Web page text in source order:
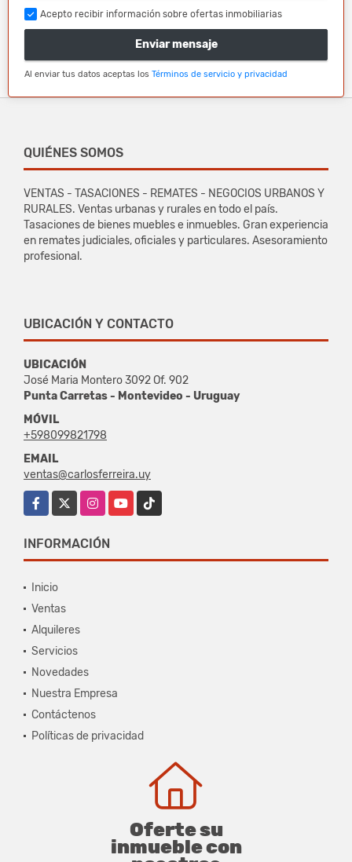
Acepto recibir información sobre ofertas inmobiliarias
Enviar mensaje
Al enviar tus datos aceptas los Términos de servicio y privacidad
QUIÉNES SOMOS
VENTAS - TASACIONES - REMATES - NEGOCIOS URBANOS Y
RURALES. Ventas urbanas y rurales en todo el país.
Tasaciones de bienes muebles e inmuebles. Gran experiencia
en remates judiciales, oficiales y particulares. Asesoramiento
profesional.
UBICACIÓN Y CONTACTO
UBICACIÓN
José Maria Montero 3092 Of. 902
Punta Carretas - Montevideo - Uruguay
MÓVIL
+598099821798
EMAIL
ventas@carlosferreira.uy
Facebook
InstagramYouTubeTikTok
INFORMACIÓN
Inicio
Ventas
Alquileres
Servicios
Novedades
Nuestra Empresa
Contáctenos
Políticas de privacidad
Oferte su
inmueble con